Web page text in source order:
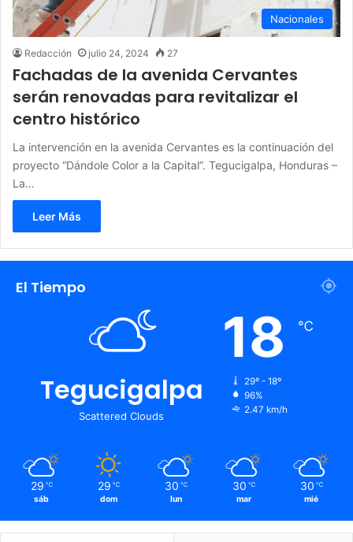
Nacionales
Redacción julio 24, 2024 27
Fachadas de la avenida Cervantes
serán renovadas para revitalizar el
centro histórico
La intervención en la avenida Cervantes es la continuación del
proyecto “Dándole Color a la Capital”. Tegucigalpa, Honduras –
La…
Leer Más
El Tiempo
Tegucigalpa
Scattered Clouds
18 ℃
29º - 18º
96%
2.47 km/h
29 ℃
sáb
29 ℃
dom
30 ℃
lun
30 ℃
mar
30 ℃
mié